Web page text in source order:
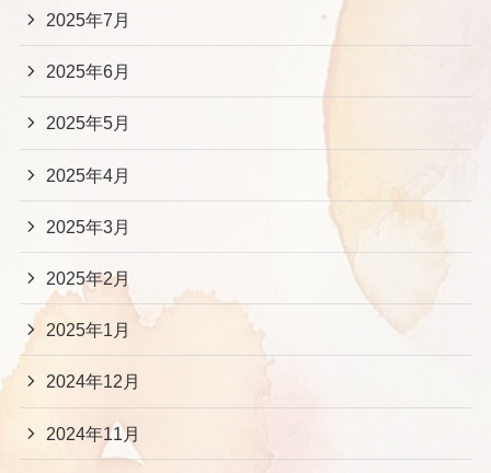
2025年7月
2025年6月
2025年5月
2025年4月
2025年3月
2025年2月
2025年1月
2024年12月
2024年11月